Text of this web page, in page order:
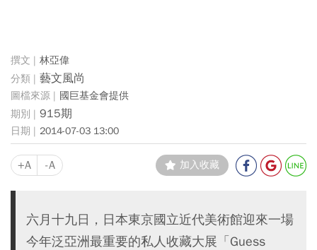
林亞偉
藝文風尚
國巨基金會提供
915期
2014-07-03 13:00
+A -A 加入收藏
六月十九日，日本東京國立近代美術館迎來一場
今年泛亞洲最重要的私人收藏大展「Guess